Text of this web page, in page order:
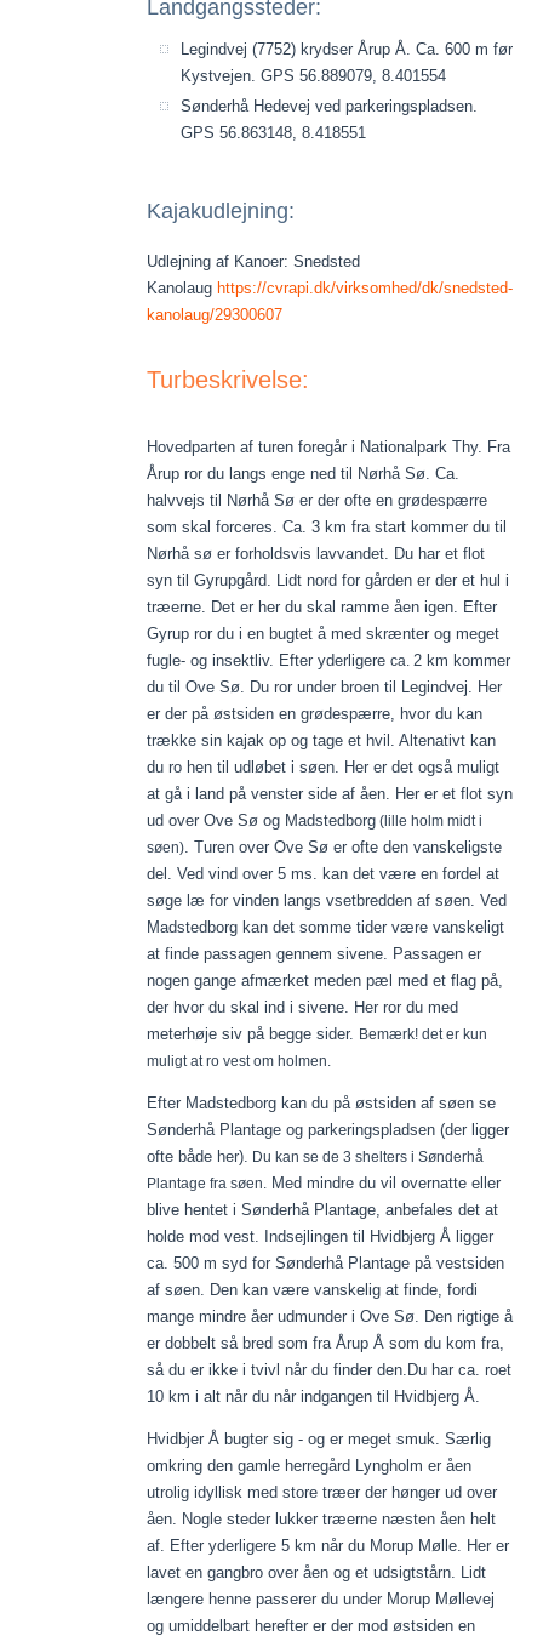
Landgangssteder:
Legindvej (7752) krydser Årup Å. Ca. 600 m før
Kystvejen. GPS 56.889079, 8.401554
Sønderhå Hedevej ved parkeringspladsen.
GPS 56.863148, 8.418551
Kajakudlejning:
Udlejning af Kanoer: Snedsted
Kanolaug https://cvrapi.dk/virksomhed/dk/snedsted-
kanolaug/29300607
Turbeskrivelse:
Hovedparten af turen foregår i Nationalpark Thy. Fra
Årup ror du langs enge ned til Nørhå Sø. Ca.
halvvejs til Nørhå Sø er der ofte en grødespærre
som skal forceres. Ca. 3 km fra start kommer du til
Nørhå sø er forholdsvis lavvandet. Du har et flot
syn til Gyrupgård. Lidt nord for gården er der et hul i
træerne. Det er her du skal ramme åen igen. Efter
Gyrup ror du i en bugtet å med skrænter og meget
fugle- og insektliv. Efter yderligereca.2 km kommer
du til Ove Sø. Du ror under broen til Legindvej. Her
er der på østsiden en grødespærre, hvor du kan
trække sin kajak op og tage et hvil. Altenativt kan
du ro hen til udløbet i søen. Her er det også muligt
at gå i land på venster side af åen. Her er et flot syn
ud over Ove Sø og Madstedborg (lille holm midt i
søen). Turen over Ove Sø er ofte den vanskeligste
del. Ved vind over 5 ms. kan det være en fordel at
søge læ for vinden langs vsetbredden af søen. Ved
Madstedborg kan det somme tider være vanskeligt
at finde passagen gennem sivene. Passagen er
nogen gange afmærket meden pæl med et flag på,
der hvor du skal ind i sivene. Her ror du med
meterhøje siv på begge sider. Bemærk! det er kun
muligt at ro vest om holmen.
Efter Madstedborg kan du på østsiden af søen se
Sønderhå Plantage og parkeringspladsen (der ligger
ofte både her). Du kan se de 3 shelters i Sønderhå
Plantage fra søen. Med mindre du vil overnatte eller
blive hentet i Sønderhå Plantage, anbefales det at
holde mod vest. Indsejlingen til Hvidbjerg Å ligger
ca. 500 m syd for Sønderhå Plantage på vestsiden
af søen. Den kan være vanskelig at finde, fordi
mange mindre åer udmunder i Ove Sø. Den rigtige å
er dobbelt så bred som fra Årup Å som du kom fra,
så du er ikke i tvivl når du finder den. Du har ca. roet
10 km i alt når du når indgangen til Hvidbjerg Å.
Hvidbjer Å bugter sig - og er meget smuk. Særlig
omkring den gamle herregård Lyngholm er åen
utrolig idyllisk med store træer der hønger ud over
åen. Nogle steder lukker træerne næsten åen helt
af. Efter yderligere 5 km når du Morup Mølle. Her er
lavet en gangbro over åen og et udsigtstårn. Lidt
længere henne passerer du under Morup Møllevej
og umiddelbart herefter er der mod østsiden en